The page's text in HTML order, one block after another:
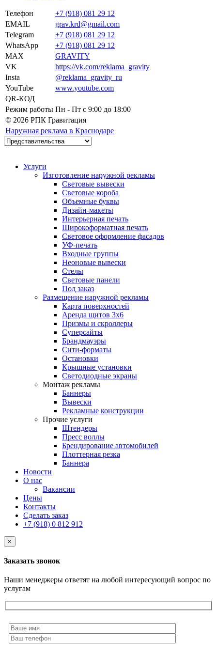
Телефон
+7 (918) 081 29 12
EMAIL
grav.krd@gmail.com
Telegram
+7 (918) 081 29 12
WhatsApp
+7 (918) 081 29 12
MAX
GRAVITY
VK
https://vk.com/reklama_gravity
Insta
@reklama_gravity_ru
YouTube
www.youtube.com
QR-КОД
Режим работы Пн - Пт c 9:00 до 18:00
© 2026 РПК Гравитация
Наружная реклама в Краснодаре
Услуги
Изготовление наружной рекламы
Световые вывески
Световые короба
Объемные буквы
Дизайн-макеты
Интерьерная печать
Широкоформатная печать
Световое оформление фасадов
УФ-печать
Входные группы
Неоновые вывески
Стелы
Световые панели
Под заказ
Размещение наружной рекламы
Карта поверхностей
Аренда щитов 3х6
Призмы и скроллеры
Суперсайты
Брандмауэры
Сити-форматы
Остановки
Крышные установки
Светодиодные экраны
Монтаж рекламы
Баннеры
Вывески
Рекламные конструкции
Прочие услуги
Штендеры
Пресс воллы
Брендирование автомобилей
Плоттерная резка
Баннера
Новости
О нас
Вакансии
Цены
Контакты
Сделать заказ
+7 (918) 0 812 912
×
Заказать звонок
Наши менеджеры ответят на любой интересующий вопрос по
услугам